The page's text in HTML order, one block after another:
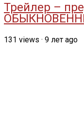
Трейлер –
131 views · 9 лет ago